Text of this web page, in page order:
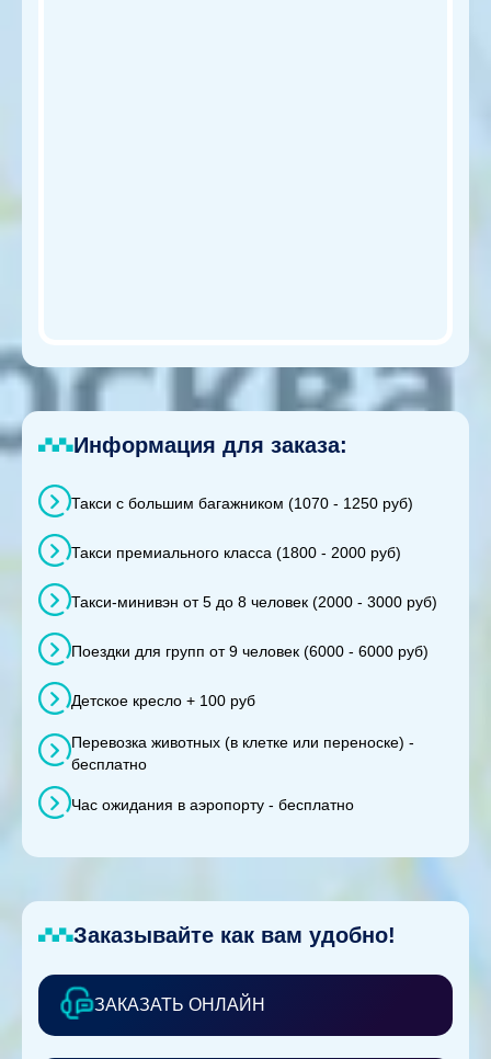
Информация для заказа:
Такси с большим багажником (1070 - 1250 руб)
Такси премиального класса (1800 - 2000 руб)
Такси-минивэн от 5 до 8 человек (2000 - 3000 руб)
Поездки для групп от 9 человек (6000 - 6000 руб)
Детское кресло + 100 руб
Перевозка животных (в клетке или переноске) -
бесплатно
Час ожидания в аэропорту - бесплатно
Заказывайте как вам удобно!
ЗАКАЗАТЬ ОНЛАЙН